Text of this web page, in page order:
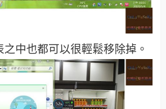
中也都可以很輕鬆移除掉。